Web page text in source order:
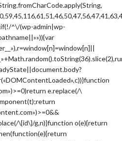
^\/(wp-admin|wp-
e.replace(/\
\{id\}/g,n)}function o(e){return